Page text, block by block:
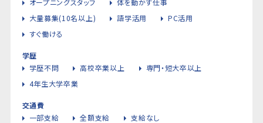
大量募集(10名以上)
語学活用
PC活用
すぐ働ける
学歴
学歴不問
高校卒業以上
専門・短大卒以上
4年生大学卒業
交通費
一部支給
全額支給 支給なし